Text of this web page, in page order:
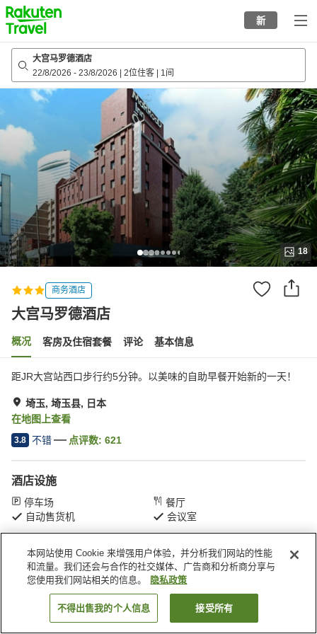
to
top
page
新
大宫马罗德酒店
22/8/2026 - 23/8/2026 2位住客 1间
18
商务酒店
大宫马罗德酒店
概况 客房及住宿套餐 评论 基本信息
距JR大宫站西口步行约5分钟。以美味的自助早餐开始新的一天！
埼玉, 埼玉县, 日本
在地图上查看
3.8 不错 点评数: 621
酒店设施
停车场
餐厅
自动售货机
会议室
首页 日本 埼玉县 埼玉 大宫马罗德酒店
搜索客房
本网站使用 Cookie 来增强用户体验，并分析我们网站的性能
和流量。我们还会与合作的社交媒体、广告商和分析商分享与
您使用我们网站相关的信息。
隐私政策
不得出售我的个人信息 接受所有